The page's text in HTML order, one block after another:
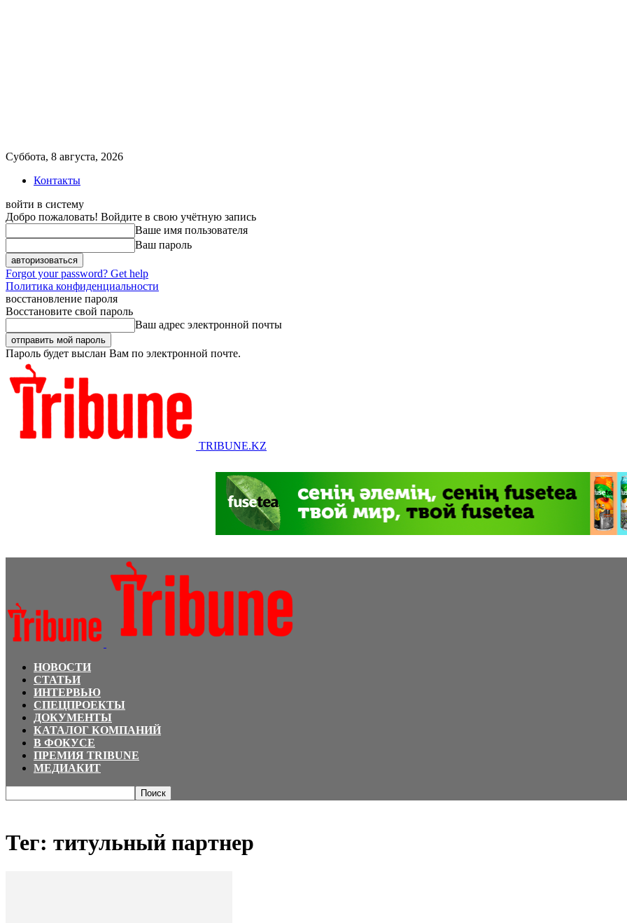
Суббота, 8 августа, 2026
Контакты
войти в систему
Добро пожаловать! Войдите в свою учётную запись
Ваше имя пользователя
Ваш пароль
Forgot your password? Get help
Политика конфиденциальности
восстановление пароля
Восстановите свой пароль
Ваш адрес электронной почты
Пароль будет выслан Вам по электронной почте.
TRIBUNE.KZ
НОВОСТИ
СТАТЬИ
ИНТЕРВЬЮ
СПЕЦПРОЕКТЫ
ДОКУМЕНТЫ
КАТАЛОГ КОМПАНИЙ
В ФОКУСЕ
ПРЕМИЯ TRIBUNE
МЕДИАКИТ
Тег: титульный партнер